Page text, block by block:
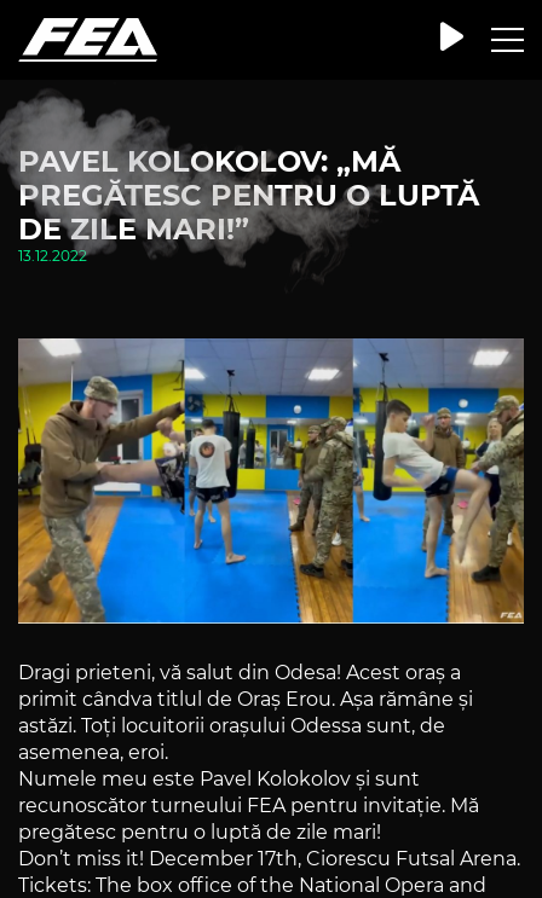
PAVEL KOLOKOLOV: „MĂ
PREGĂTESC PENTRU O LUPTĂ
DE ZILE MARI!”
13.12.2022
Dragi prieteni, vă salut din Odesa! Acest oraș a
primit cândva titlul de Oraș Erou. Așa rămâne și
astăzi. Toți locuitorii orașului Odessa sunt, de
asemenea, eroi.
Numele meu este Pavel Kolokolov și sunt
recunoscător turneului FEA pentru invitație. Mă
pregătesc pentru o luptă de zile mari!
Don’t miss it! December 17th, Ciorescu Futsal Arena.
Tickets: The box office of the National Opera and